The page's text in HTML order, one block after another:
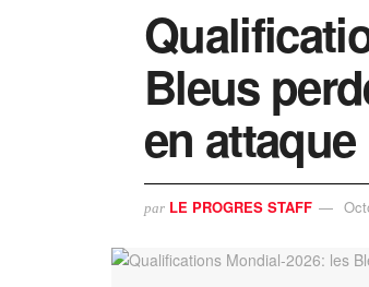
Bleus
en attaque
par LE PROGRES STAFF